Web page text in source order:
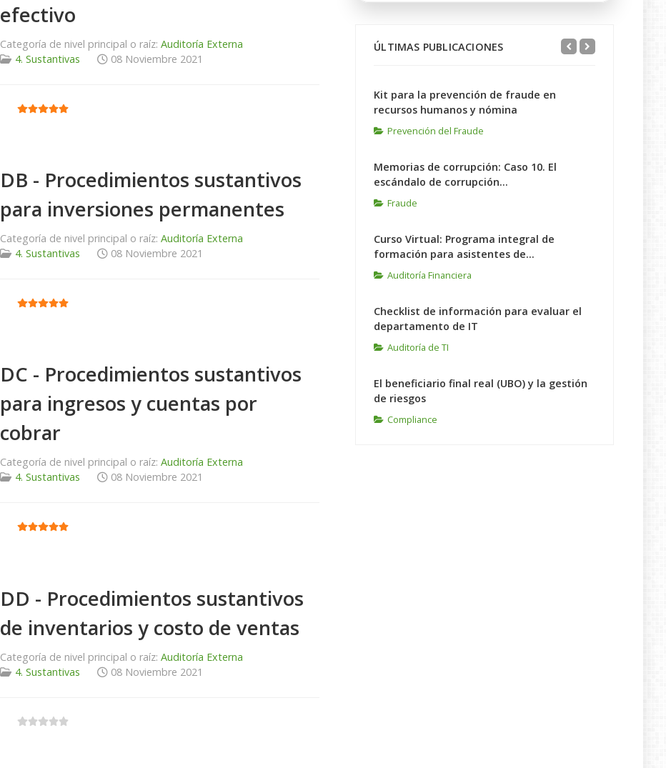
efectivo
Categoría de nivel principal o raíz:Auditoría Externa
4. Sustantivas
08 Noviembre 2021
DB - Procedimientos sustantivos
para inversiones permanentes
Categoría de nivel principal o raíz:Auditoría Externa
4. Sustantivas
08 Noviembre 2021
DC - Procedimientos sustantivos
para ingresos y cuentas por
cobrar
Categoría de nivel principal o raíz:Auditoría Externa
4. Sustantivas
08 Noviembre 2021
DD - Procedimientos sustantivos
de inventarios y costo de ventas
Categoría de nivel principal o raíz:Auditoría Externa
4. Sustantivas
08 Noviembre 2021
ÚLTIMAS PUBLICACIONES
Kit para la prevención de fraude en
recursos humanos y nómina
Prevención del Fraude
Memorias de corrupción: Caso 10. El
escándalo de corrupción...
Fraude
Curso Virtual: Programa integral de
formación para asistentes de...
Auditoría Financiera
Checklist de información para evaluar el
departamento de IT
Auditoría de TI
El beneficiario final real (UBO) y la gestión
de riesgos
Compliance